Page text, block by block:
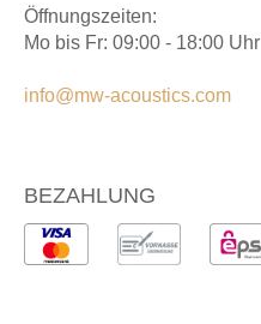
Öffnungszeiten:
Mo bis Fr: 09:00 - 18:00 Uhr
info@mw-acoustics.com
BEZAHLUNG